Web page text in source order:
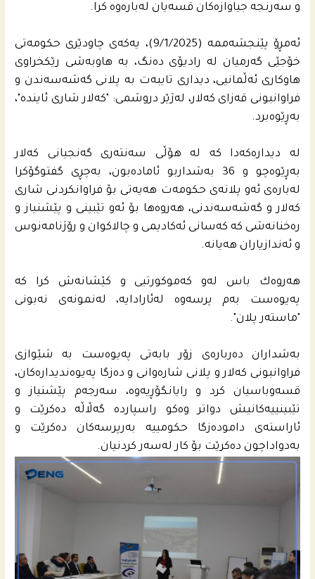
و سه‌رنجه‌ جیاوازه‌كان قسه‌یان له‌باره‌وه‌ كرا.
ئه‌مڕۆ پێنجشه‌ممه‌ (9/1/2025)، یه‌كه‌ى چاودێری حكومه‌تى
خۆجێی گه‌رمیان له‌ رادیۆی ده‌نگ، به‌ هاوبه‌شى رێكخراوى
هاوكاری ئه‌ڵمانیی، دیداری تایبەت بە پلانی گەشەسەندن و
فراوانبونی قەزای کەلار، لەژێر دروشمى: "کەلار شاری ئایندە"،
به‌ڕێوه‌برد.
له‌ دیداره‌كه‌دا كه‌ له‌ هۆڵی سه‌نته‌رى گه‌نجیانى كه‌لار
به‌ڕێوه‌چو و 36 به‌شداربو ئاماده‌بون، به‌چڕى گفتوگۆكرا
له‌باره‌ى ئه‌و پلانه‌ى حكومه‌ت هه‌یه‌تى بۆ فراوانكردنى شاری
كه‌لار و گه‌شه‌سه‌ندنى، هه‌روه‌ها بۆ ئه‌و تێبینی و پێشنیاز و
ره‌خنانه‌شى كه‌ كه‌سانى ئه‌كادیمی و چالاكوان و رۆژنامه‌نوس
و ئه‌ندازیاران هه‌یانه‌.
هه‌روه‌ك باس له‌و كه‌موكورتیی و كێشانه‌ش كرا كه‌
په‌یوه‌ست به‌م پرسه‌وه‌ له‌ئارادایه‌، له‌نمونه‌ى نه‌بونى
"ماسته‌ر پلان".
به‌شداران ده‌رباره‌ى زۆر بابه‌تى په‌یوه‌ست به‌ شێوازی
فراوانبونى كه‌لار و پلانى شاره‌وانى و ده‌زگا په‌یوه‌ندیداره‌كان،
قسه‌وباسیان كرد و رایانگۆڕیه‌وه‌، سه‌رجه‌م پێشنیاز و
تێبینییه‌كانیش دواتر وه‌كو راسپارده‌ گه‌ڵاڵه‌ ده‌كرێت و
ئاراسته‌ى داموده‌زگا حكومییه‌ به‌رپرسه‌كان ده‌كرێت و
به‌دواداچون ده‌كرێت بۆ كار له‌سه‌ر كردنیان.